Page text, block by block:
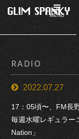
MENU
RADIO
2022.07.27
17：05頃〜、FM長
毎週水曜レギュラー
Nation」